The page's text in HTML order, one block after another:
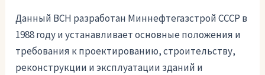
Данный ВСН разработан Миннефтегазстрой СССР в
1988 году и устанавливает основные положения и
требования к проектированию, строительству,
реконструкции и эксплуатации зданий и